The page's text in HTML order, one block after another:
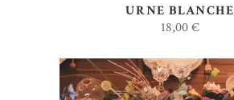
URNE BLANCHE
18,00€